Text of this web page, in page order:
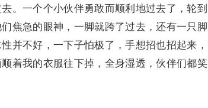
。一个个小伙伴勇敢而顺利地过去了，轮到
焦急的眼神，一脚就跨了过去，还有一只脚
并不好，一下子怕极了，手想招也招起来，
着我的衣服往下掉，全身湿透，伙伴们都笑